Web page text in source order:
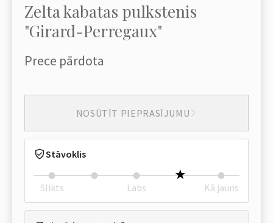
Zelta kabatas pulkstenis
"Girard-Perregaux"
Prece pārdota
NOSŪTĪT PIEPRASĪJUMU
Stāvoklis
Slikts Labs Kā jauns